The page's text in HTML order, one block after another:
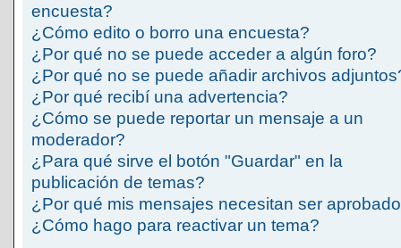
encuesta?
¿Cómo edito o borro una encuesta?
¿Por qué no se puede acceder a algún foro?
¿Por qué no se puede añadir archivos
¿Por qué recibí una advertencia?
¿Cómo se puede reportar un mensaje a un
moderador?
¿Para qué sirve el botón "Guardar" en la
publicación de temas?
¿Por qué mis mensajes necesitan ser
¿Cómo hago para reactivar un tema?